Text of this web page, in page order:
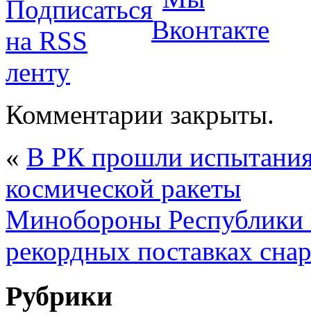
Комментарии закрыты.
« В РК прошли
космической ракеты
Минобороны Республики
рекордных поставках
Рубрики